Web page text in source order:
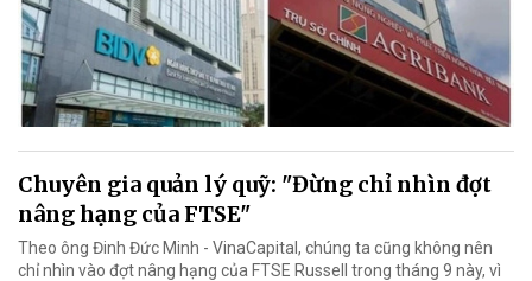
Chuyên gia quản lý quỹ: "Đừng chỉ nhìn đợt
nâng hạng của FTSE"
Theo ông Đinh Đức Minh - VinaCapital, chúng ta cũng không nên
chỉ nhìn vào đợt nâng hạng của FTSE Russell trong tháng 9 này, vì